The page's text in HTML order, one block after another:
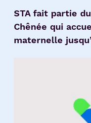
STA fait partie
Chênée qui
maternelle